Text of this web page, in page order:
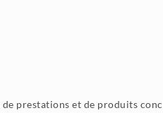
prestations et de produits